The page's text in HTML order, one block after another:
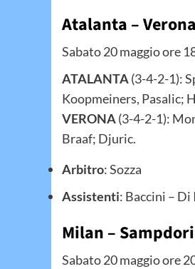
Atalanta – Verona
Sabato 20 maggio ore
ATALANTA(3-4-2-1):
Koopmeiners, Pasalic;
VERONA(3-4-2-1):
Braaf; Djuric.
Arbitro: Sozza
Assistenti: Baccini –
Milan –
Sabato 20 maggio ore